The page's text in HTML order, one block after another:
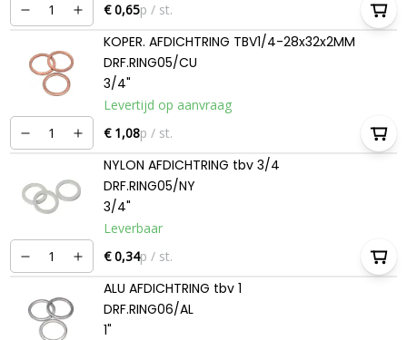
€ 0,65p / st.
KOPER. AFDICHTRING TBV1/4-28x32x2MM
DRF.RING05/CU
3/4"
Levertijd op aanvraag
€ 1,08p / st.
NYLON AFDICHTRING tbv 3/4
DRF.RING05/NY
3/4"
Leverbaar
€ 0,34p / st.
ALU AFDICHTRING tbv 1
DRF.RING06/AL
1"